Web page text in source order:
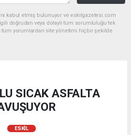
kabul etmiş bulunuyor ve eskilgazetesi.com
doğrudan veya dolaylı tüm sorumluluğu tek
tüm yorumlardan site yönetimi hiçbir şekilde
SICAK ASFALTA
ESKİL